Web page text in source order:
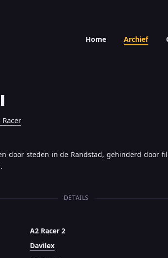
Home Archief
Racer
door steden in de Randstad, gehinderd door
DETAILS
A2 Racer 2
Davilex